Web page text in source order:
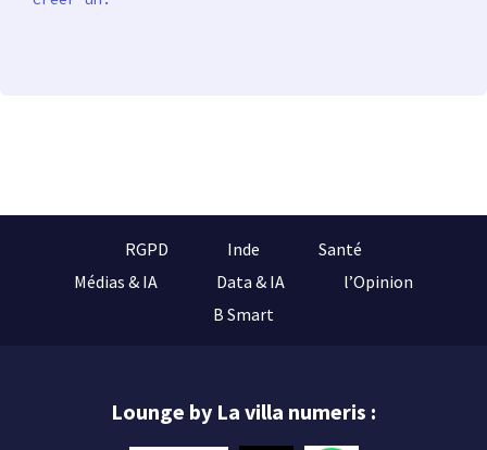
RGPD Inde
Santé
Médias & IA
Data & IA
l’Opinion
B Smart
Lounge by La villa numeris :